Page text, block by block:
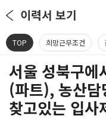
이력서 보기
TOP 희망근무조건
서울 성북구
(파트), 농산
찾고있는 입사